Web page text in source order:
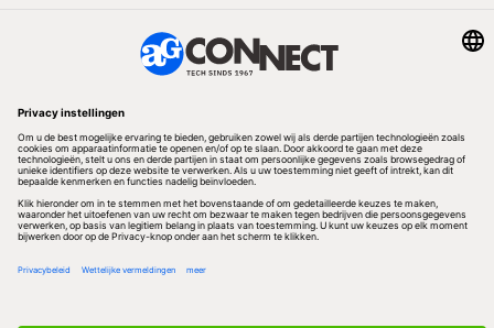
Volg ons
Redactionele partner
Algemene Voorwaarden & Copyrights